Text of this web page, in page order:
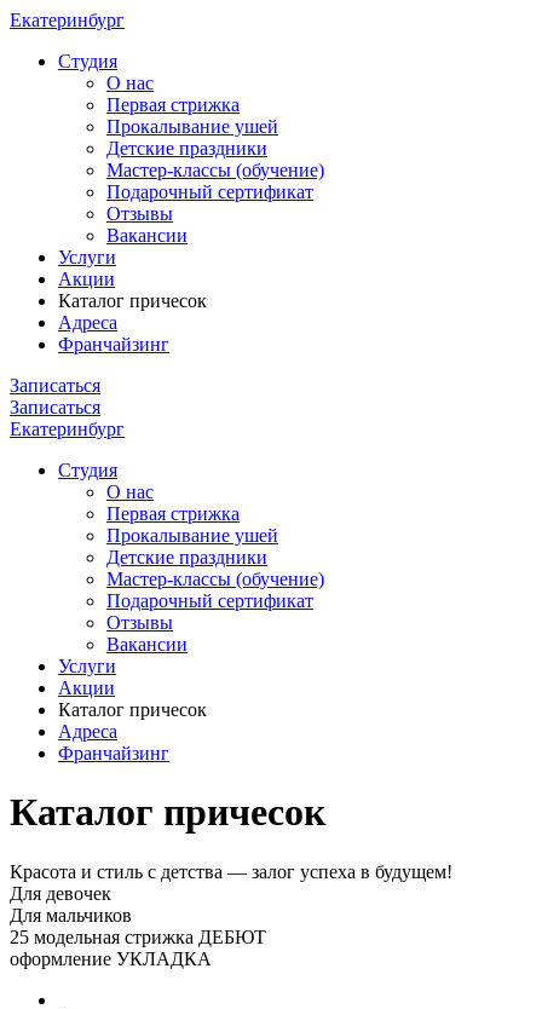
Екатеринбург
Cтудия
О нас
Первая стрижка
Прокалывание ушей
Детские праздники
Мастер-классы (обучение)
Подарочный сертификат
Отзывы
Вакансии
Услуги
Акции
Каталог причесок
Адреса
Франчайзинг
Записаться
Записаться
Екатеринбург
Cтудия
О нас
Первая стрижка
Прокалывание ушей
Детские праздники
Мастер-классы (обучение)
Подарочный сертификат
Отзывы
Вакансии
Услуги
Акции
Каталог причесок
Адреса
Франчайзинг
Каталог причесок
Красота и стиль с детства — залог успеха в будущем!
Для девочек
Для мальчиков
25 модельная стрижка ДЕБЮТ
оформление УКЛАДКА